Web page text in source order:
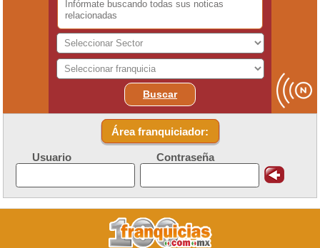
Infórmate buscando todas sus noticas
relacionadas
Buscar
Área franquiciador:
Usuario Contraseña